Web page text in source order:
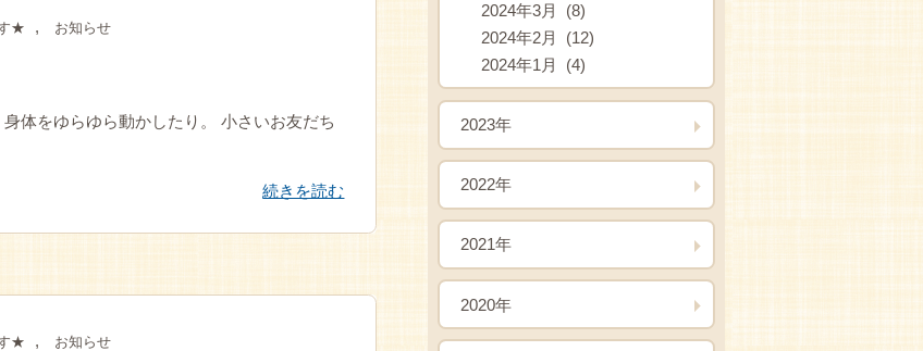
★ , お知らせ
体をゆらゆら動かしたり。 小さいお友だち
続きを読む
★ , お知らせ
2024年3月 (8)
2024年2月 (12)
2024年1月 (4)
2023年
2022年
2021年
2020年